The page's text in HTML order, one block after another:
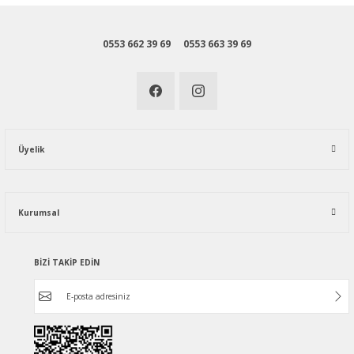
0553 662 39 69 0553 663 39 69
Üyelik
Kurumsal
BİZİ TAKİP EDİN